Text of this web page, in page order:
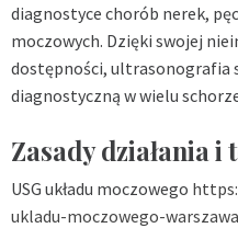
diagnostyce chorób nerek,
moczowych. Dzięki swojej
dostępności, ultrasonografia
diagnostyczną w wielu
Zasady działania
USG układu moczowego
ukladu-moczowego-